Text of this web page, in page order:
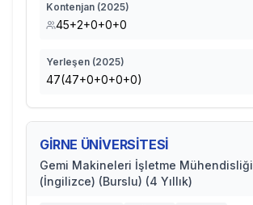
Kontenjan (2025)
45+2+0+0+0
Yerleşen (2025)
47(47+0+0+0+0)
GİRNE ÜNİVERSİTESİ
Gemi Makineleri İşletme Mühendisliği
(İngilizce) (Burslu) (4 Yıllık)